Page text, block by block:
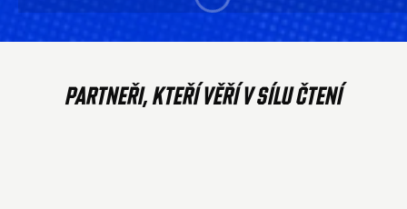
PARTNEŘI, KTEŘÍ VĚŘÍ V SÍLU ČTENÍ